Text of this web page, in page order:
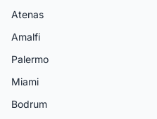
Atenas
Amalfi
Palermo
Miami
Bodrum